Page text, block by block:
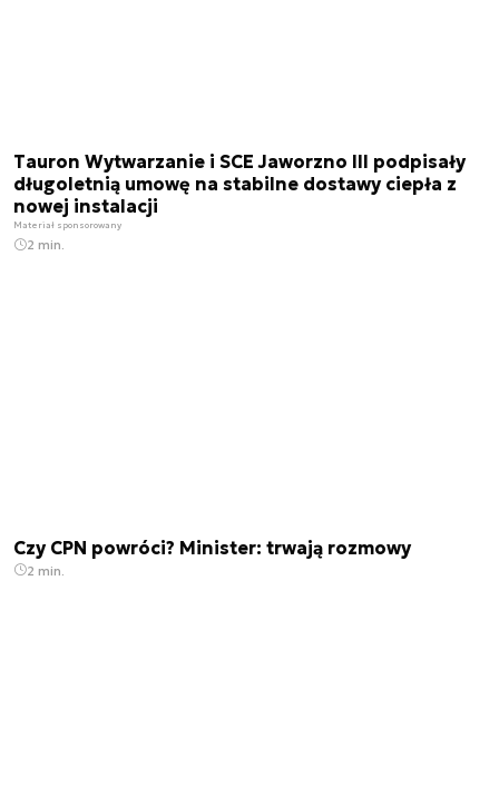
Tauron Wytwarzanie i SCE Jaworzno III podpisały
długoletnią umowę na stabilne dostawy ciepła z
nowej instalacji
Materiał sponsorowany
2 min.
Czy CPN powróci? Minister: trwają rozmowy
2 min.